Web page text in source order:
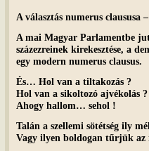
A választás numerus claususa
A mai Magyar Parlamentbe
százezreinek kirekesztése, a
egy modern numerus clausus.
És… Hol van a tiltakozás ?
Hol van a sikoltozó ajvékolás ?
Ahogy hallom… sehol !
Talán a szellemi sötétség ily
Vagy ilyen boldogan tűrjük az